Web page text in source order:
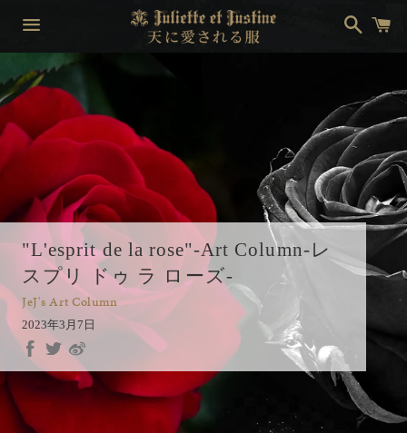
ニ
"L'esprit de la rose"-Art Column-レ
スプリ ドゥ ラ ローズ-
JeJ's Art Column
2023年3月7日